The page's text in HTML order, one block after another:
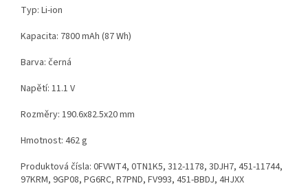
Typ: Li-ion
Kapacita: 7800 mAh (87 Wh)
Barva: černá
Napětí: 11.1 V
Rozměry: 190.6x82.5x20 mm
Hmotnost: 462 g
Produktová čísla: 0FVWT4, 0TN1K5, 312-1178, 3DJH7, 451-11744,
97KRM, 9GP08, PG6RC, R7PND, FV993, 451-BBDJ, 4HJXX